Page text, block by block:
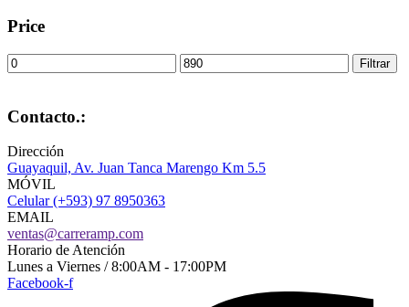
Price
Precio
mínimo
Precio
máximo
Filtrar
Contacto.:
Dirección
Guayaquil, Av. Juan Tanca Marengo Km 5.5
MÓVIL
Celular (+593) 97 8950363
EMAIL
ventas@carreramp.com
Horario de Atención
Lunes a Viernes / 8:00AM - 17:00PM
Facebook-f